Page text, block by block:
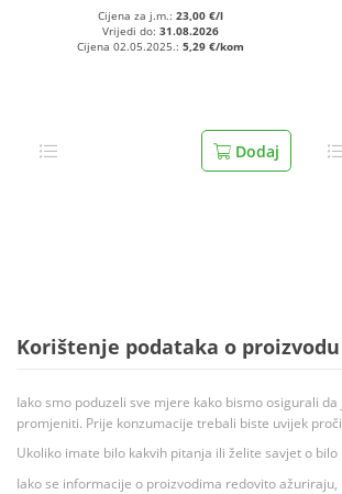
Cijena za j.m.:23,00 €/l
Vrijedi do:31.08.2026
Cijena 02.05.2025.:5,29 €/kom
Dodaj
Korištenje podataka o proizvodu
Iako smo poduzeli sve mjere kako bismo osigurali
promjeniti. Prije konzumacije trebali biste uvijek
Ukoliko imate bilo kakvih pitanja ili želite savjet o
Iako se informacije o proizvodima redovito